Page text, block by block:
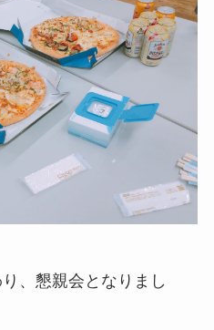
、懇親会となりまし